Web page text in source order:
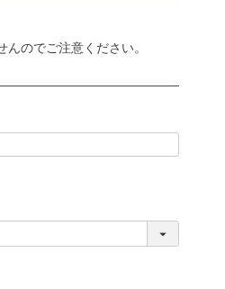
のでご注意ください。